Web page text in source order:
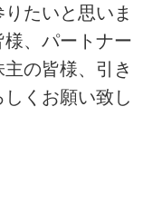
たいと思いま
、パートナー
の皆様、引き
くお願い致し